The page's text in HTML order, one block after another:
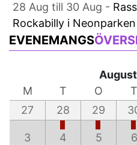
28 Aug till 30 Aug -
Rockabilly i Neonparken
EVENEMANGS
M
T O T
27
28 29
3 4 5 6